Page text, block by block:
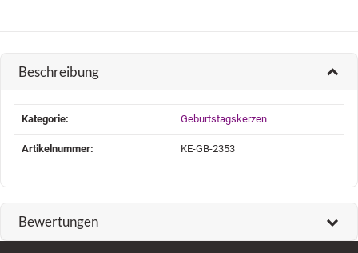
Beschreibung
Produkteigenschaft
Wert
Kategorie: Geburtstagskerzen
Artikelnummer: KE-GB-2353
Bewertungen